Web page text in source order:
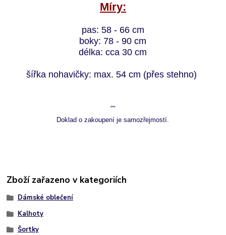
Míry:
pas: 58 - 66 cm
boky: 78 - 90 cm
délka: cca 30 cm
šířka nohavičky: max. 54 cm (přes stehno)
""
Doklad o zakoupení je samozřejmostí.
Zboží zařazeno v kategoriích
Dámské oblečení
Kalhoty
Šortky